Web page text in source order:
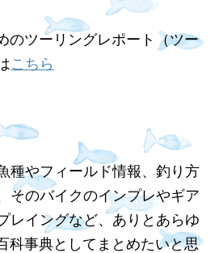
のツーリングレポート（ツー
こちら
種やフィールド情報、釣り方
そのバイクのインプレやギア
レイングなど、ありとあらゆ
科事典としてまとめたいと思